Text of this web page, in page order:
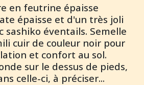
en feutrine épaisse
épaisse et d'un très joli
sashiko éventails. Semelle
cuir de couleur noir pour
et confort au sol.
sur le dessus de pieds,
celle-ci, à préciser...